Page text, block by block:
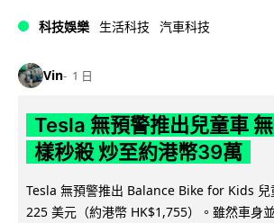
科技娛樂 生活科技 汽車科技
Vin 1 日
Tesla 無預警推出兒童車
樣秒殺 炒至約港幣39萬
Tesla 無預警推出 Balance Bike for Kids 兒
225 美元（約港幣 HK$1,755）。雖然車身